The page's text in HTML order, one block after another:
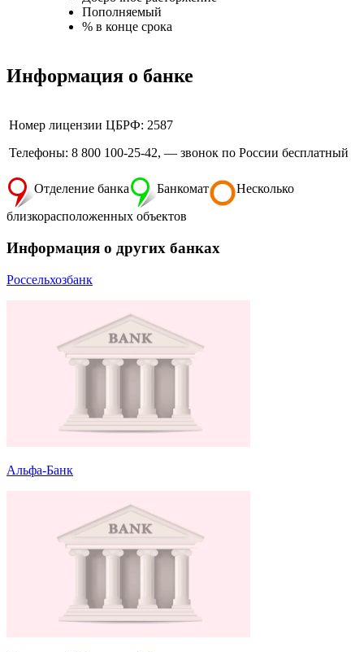
Пополняемый
% в конце срока
Информация о банке
Номер лицензии ЦБРФ: 2587
Телефоны: 8 800 100-25-42, — звонок по России бесплатный
Отделение банка Банкомат Несколько
близкорасположенных объектов
Информация о других банках
Россельхозбанк
Альфа-Банк